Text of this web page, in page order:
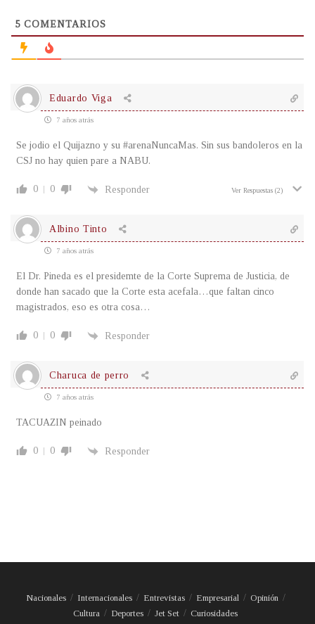
5 COMENTARIOS
Eduardo Viga
7 años atrás
Se jodio el Quijazno y su #arenaNuncaMas. Sin sus bandoleros en la
CSJ no hay quien pare a NABU.
0 0 Responder Ver Respuestas (2)
Albino Tinto
7 años atrás
El Dr. Pineda es el presidemte de la Corte Suprema de Justicia, de
donde han sacado que la Corte esta acefala…que faltan cinco
magistrados, eso es otra cosa…
0 0 Responder
Charuca de perro
7 años atrás
TACUAZIN peinado
0 0 Responder
Nacionales Internacionales Entrevistas Empresarial
Opinión
Cultura
Deportes Jet Set Curiosidades